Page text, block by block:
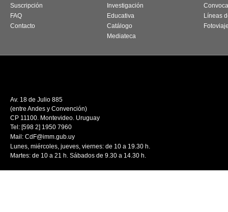
Suscripción
FAQ
Contacto
Investigación
Educativa
Catálogo
Mediateca
Líneas
Av. 18 de Julio 885
(entre Andes y Convención)
CP 11100. Montevideo. Uruguay
Tel: [598 2] 1950 7960
Mail: CdF@imm.gub.uy
Lunes, miércoles, jueves, viernes: de 10 a 19.30 h.
Martes: de 10 a 21 h. Sábados de 9.30 a 14.30 h.